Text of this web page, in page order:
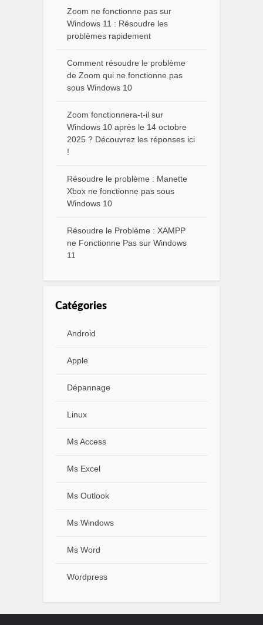
Zoom ne fonctionne pas sur
Windows 11 : Résoudre les
problèmes rapidement
Comment résoudre le problème
de Zoom qui ne fonctionne pas
sous Windows 10
Zoom fonctionnera-t-il sur
Windows 10 après le 14 octobre
2025 ? Découvrez les réponses ici
!
Résoudre le problème : Manette
Xbox ne fonctionne pas sous
Windows 10
Résoudre le Problème : XAMPP
ne Fonctionne Pas sur Windows
11
Catégories
Android
Apple
Dépannage
Linux
Ms Access
Ms Excel
Ms Outlook
Ms Windows
Ms Word
Wordpress